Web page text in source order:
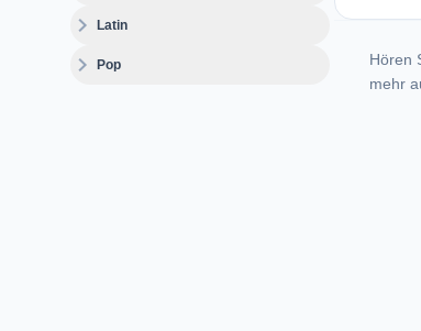
expand_moreLatin
expand_morePop
Hören
mehr